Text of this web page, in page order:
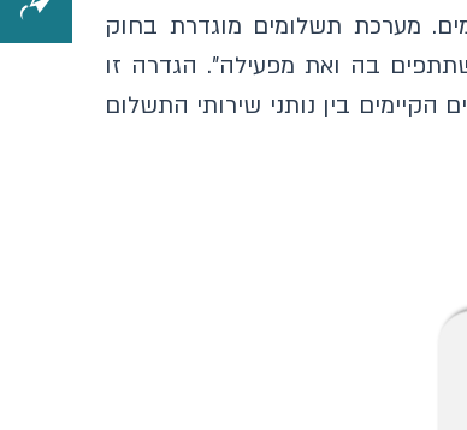
מערכת תשלומים מוגדרת בחוק
בה ואת מפעילה". הגדרה זו
בין נותני שירותי התשלום